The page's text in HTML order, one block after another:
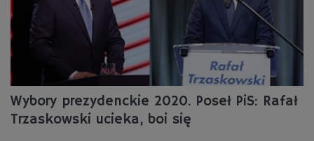
Wybory prezydenckie 2020. Poseł PiS: Rafał
Trzaskowski ucieka, boi się